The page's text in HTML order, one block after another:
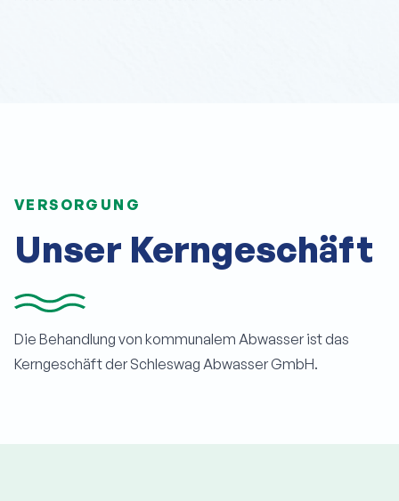
VERSORGUNG
Unser Kerngeschäft
Die Behandlung von kommunalem Abwasser ist das
Kerngeschäft der Schleswag Abwasser GmbH.